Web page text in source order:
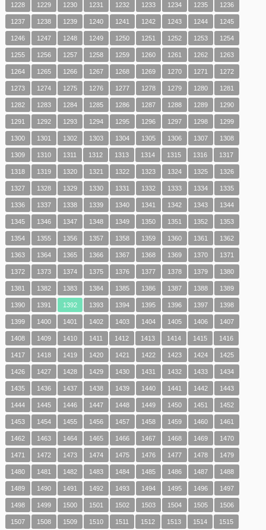
1228 1229 1230 1231 1232 1233 1234 1235 1236
1237 1238 1239 1240 1241 1242 1243 1244 1245
1246 1247 1248 1249 1250 1251 1252 1253 1254
1255 1256 1257 1258 1259 1260 1261 1262 1263
1264 1265 1266 1267 1268 1269 1270 1271 1272
1273 1274 1275 1276 1277 1278 1279 1280 1281
1282 1283 1284 1285 1286 1287 1288 1289 1290
1291 1292 1293 1294 1295 1296 1297 1298 1299
1300 1301 1302 1303 1304 1305 1306 1307 1308
1309 1310 1311 1312 1313 1314 1315 1316 1317
1318 1319 1320 1321 1322 1323 1324 1325 1326
1327 1328 1329 1330 1331 1332 1333 1334 1335
1336 1337 1338 1339 1340 1341 1342 1343 1344
1345 1346 1347 1348 1349 1350 1351 1352 1353
1354 1355 1356 1357 1358 1359 1360 1361 1362
1363 1364 1365 1366 1367 1368 1369 1370 1371
1372 1373 1374 1375 1376 1377 1378 1379 1380
1381 1382 1383 1384 1385 1386 1387 1388 1389
1390 1391 1392 1393 1394 1395 1396 1397 1398
1399 1400 1401 1402 1403 1404 1405 1406 1407
1408 1409 1410 1411 1412 1413 1414 1415 1416
1417 1418 1419 1420 1421 1422 1423 1424 1425
1426 1427 1428 1429 1430 1431 1432 1433 1434
1435 1436 1437 1438 1439 1440 1441 1442 1443
1444 1445 1446 1447 1448 1449 1450 1451 1452
1453 1454 1455 1456 1457 1458 1459 1460 1461
1462 1463 1464 1465 1466 1467 1468 1469 1470
1471 1472 1473 1474 1475 1476 1477 1478 1479
1480 1481 1482 1483 1484 1485 1486 1487 1488
1489 1490 1491 1492 1493 1494 1495 1496 1497
1498 1499 1500 1501 1502 1503 1504 1505 1506
1507 1508 1509 1510 1511 1512 1513 1514 1515